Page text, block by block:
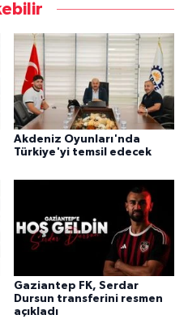
Akdeniz Oyunları'nda
Türkiye'yi temsil edecek
Gaziantep FK, Serdar
Dursun transferini resmen
açıkladı